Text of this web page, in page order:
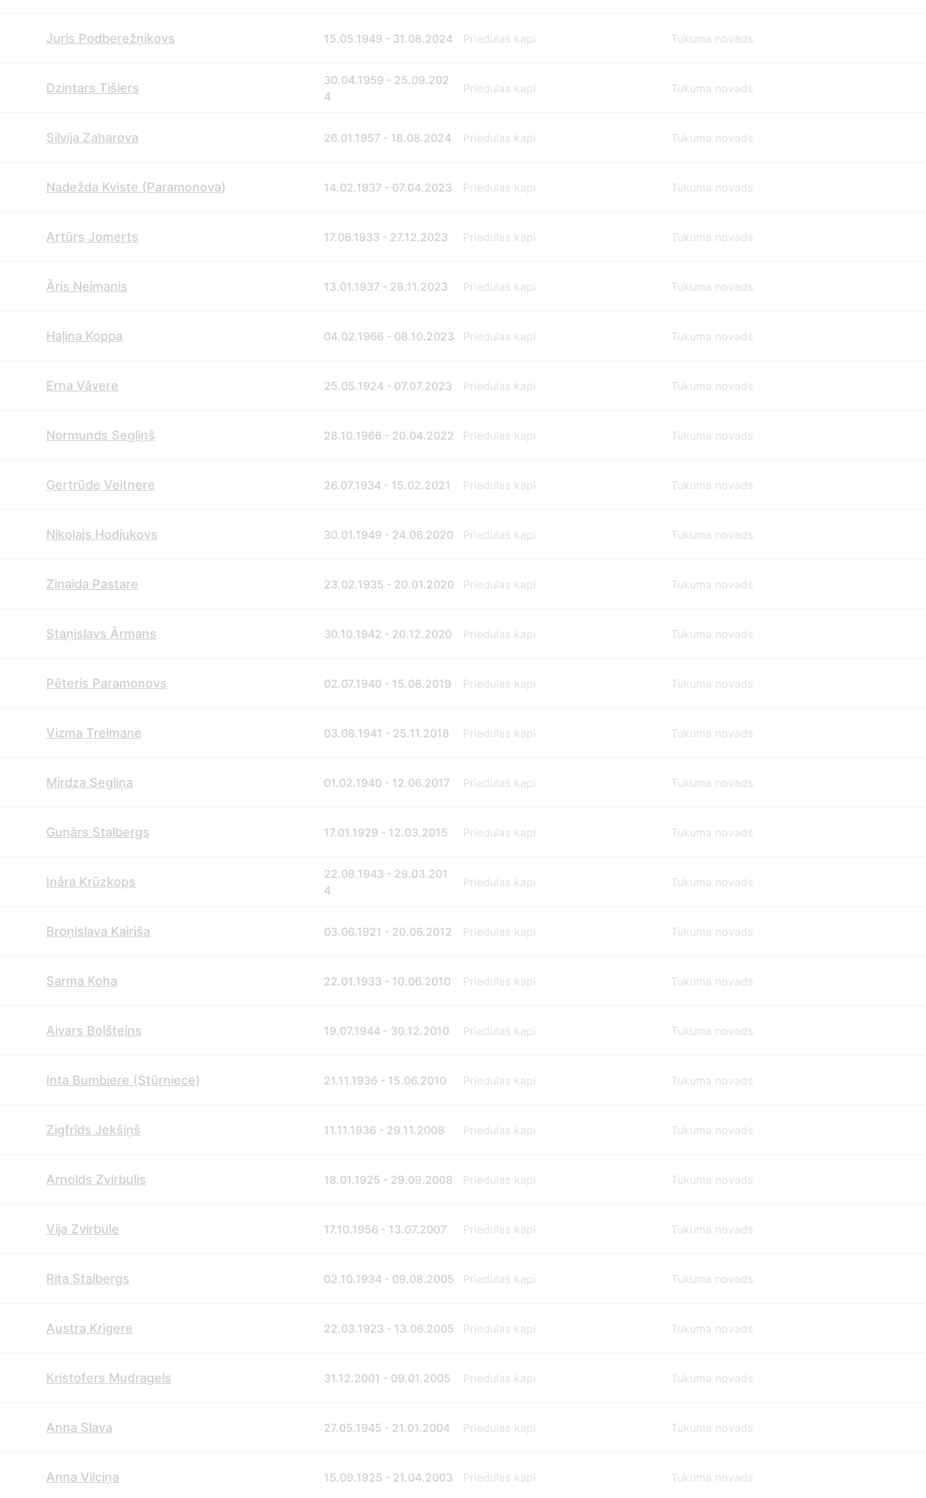
Juris Podberežņikovs 15.05.1949 - 31.08.2024 Priedulas kapi Tukuma novads
Dzintars Tišlers
30.04.1959 - 25.09.202
4
Priedulas kapi Tukuma novads
Silvija Zaharova 26.01.1957 - 18.08.2024 Priedulas kapi Tukuma novads
Nadežda Kviste (Paramonova) 14.02.1937 - 07.04.2023 Priedulas kapi Tukuma novads
Artūrs Jomerts 17.06.1933 - 27.12.2023 Priedulas kapi Tukuma novads
Āris Neimanis 13.01.1937 - 28.11.2023 Priedulas kapi Tukuma novads
Haļina Koppa 04.02.1966 - 08.10.2023 Priedulas kapi Tukuma novads
Erna Vāvere 25.05.1924 - 07.07.2023 Priedulas kapi Tukuma novads
Normunds Segliņš 28.10.1966 - 20.04.2022 Priedulas kapi Tukuma novads
Ģertrūde Veitnere 26.07.1934 - 15.02.2021 Priedulas kapi Tukuma novads
Nikolajs Hodjukovs 30.01.1949 - 24.06.2020 Priedulas kapi Tukuma novads
Zinaida Pastare 23.02.1935 - 20.01.2020 Priedulas kapi Tukuma novads
Staņislavs Ārmans 30.10.1942 - 20.12.2020 Priedulas kapi Tukuma novads
Pēteris Paramonovs 02.07.1940 - 15.08.2019 Priedulas kapi Tukuma novads
Vizma Treimane 03.08.1941 - 25.11.2018 Priedulas kapi Tukuma novads
Mirdza Segliņa 01.02.1940 - 12.06.2017 Priedulas kapi Tukuma novads
Gunārs Stalbergs 17.01.1929 - 12.03.2015 Priedulas kapi Tukuma novads
Ināra Krūzkops
22.08.1943 - 29.03.201
4
Priedulas kapi Tukuma novads
Broņislava Kairiša 03.06.1921 - 20.06.2012 Priedulas kapi Tukuma novads
Sarma Koha 22.01.1933 - 10.06.2010 Priedulas kapi Tukuma novads
Aivars Bolšteins 19.07.1944 - 30.12.2010 Priedulas kapi Tukuma novads
Inta Bumbiere (Stūrniece) 21.11.1936 - 15.06.2010 Priedulas kapi Tukuma novads
Zigfrīds Jekšiņš 11.11.1936 - 29.11.2008 Priedulas kapi Tukuma novads
Arnolds Zvirbulis 18.01.1925 - 29.09.2008 Priedulas kapi Tukuma novads
Vija Zvirbule 17.10.1956 - 13.07.2007 Priedulas kapi Tukuma novads
Rita Stalbergs 02.10.1934 - 09.08.2005 Priedulas kapi Tukuma novads
Austra Krīgere 22.03.1923 - 13.06.2005 Priedulas kapi Tukuma novads
Kristofers Mudragels 31.12.2001 - 09.01.2005 Priedulas kapi Tukuma novads
Anna Slava 27.05.1945 - 21.01.2004 Priedulas kapi Tukuma novads
Anna Vilciņa 15.09.1925 - 21.04.2003 Priedulas kapi Tukuma novads